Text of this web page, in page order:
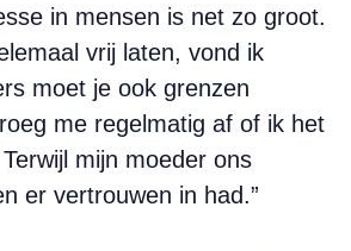
in mensen is net zo groot.
vrij laten, vond ik
moet je ook grenzen
me regelmatig af of ik het
mijn moeder ons
er vertrouwen in had.”